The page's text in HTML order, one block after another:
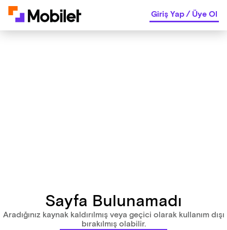
Giriş Yap/Üye Ol
Sayfa Bulunamadı
Aradığınız kaynak kaldırılmış veya geçici olarak kullanım dışı
bırakılmış olabilir.